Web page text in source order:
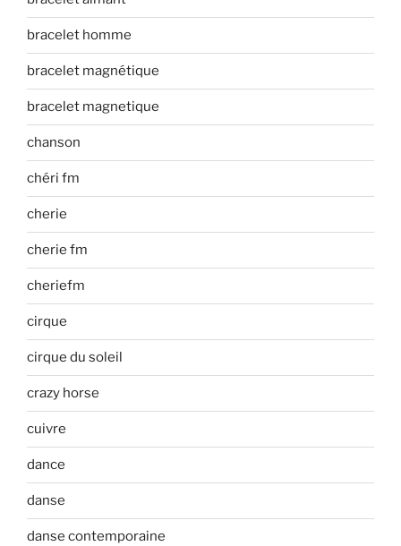
bracelet homme
bracelet magnétique
bracelet magnetique
chanson
chéri fm
cherie
cherie fm
cheriefm
cirque
cirque du soleil
crazy horse
cuivre
dance
danse
danse contemporaine